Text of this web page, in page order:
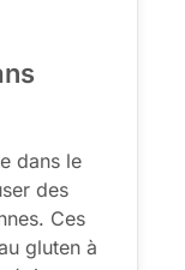
dans le
des
Ces
gluten à